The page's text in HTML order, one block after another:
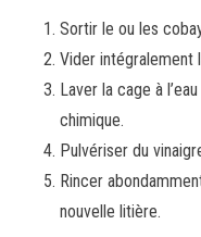
Sortir le ou les
Vider intégralement
Laver la cage à
chimique.
Pulvériser du
Rincer
nouvelle litière.